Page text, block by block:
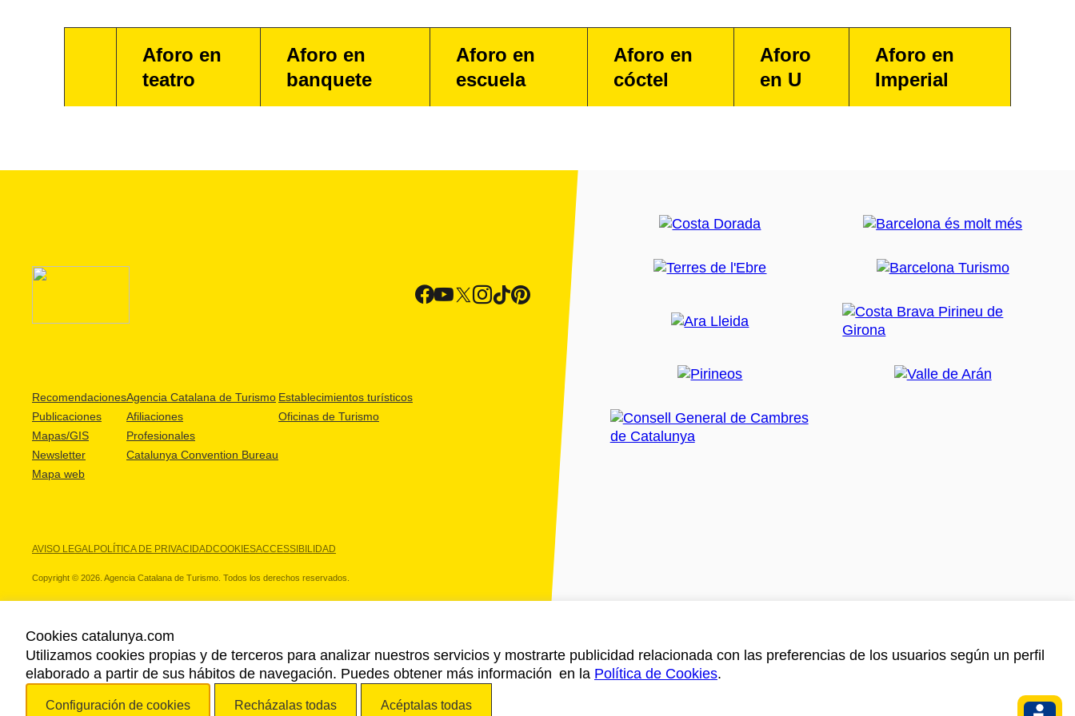
Aforo en
teatro
Aforo en
banquete
Aforo en
escuela
Aforo en
cóctel
Aforo
en U
Aforo en
Imperial
Recomendaciones
Publicaciones
Mapas/GIS
Newsletter
Mapa web
Agencia Catalana de Turismo
Afiliaciones
Profesionales
Catalunya Convention Bureau
Establecimientos turísticos
Oficinas de Turismo
AVISO LEGALPOLÍTICA DE PRIVACIDADCOOKIESACCESSIBILIDAD
Copyright © 2026. Agencia Catalana de Turismo. Todos los derechos reservados.
NUESTROS PARTNERS
Cookies catalunya.com
Utilizamos cookies propias y de terceros para analizar nuestros servicios y mostrarte publicidad relacionada con las preferencias de los usuarios según un perfil
elaborado a partir de sus hábitos de navegación. Puedes obtener más información en la Política de Cookies.
Configuración de cookies Recházalas todas Acéptalas todas